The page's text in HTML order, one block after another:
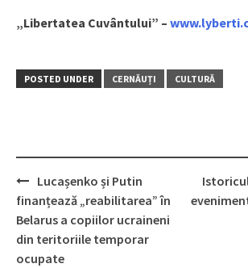
„Libertatea Cuvântului” –
POSTED UNDER CERNĂUȚI CULTURĂ
Post
navigation
Lucașenko și Putin
finanțează „reabilitarea” în
Belarus a copiilor ucraineni
din teritoriile temporar
ocupate